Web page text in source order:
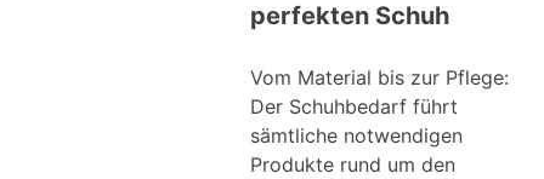
perfekten Schuh
Vom Material bis zur Pflege:
Der Schuhbedarf führt
sämtliche notwendigen
Produkte rund um den